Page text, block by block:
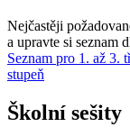
Nejčastěji
a upravte si seznam
Seznam pro 1. až 3.
stupeň
Školní sešity